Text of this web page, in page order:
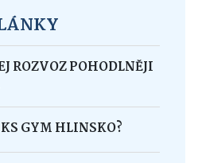
ROZVOZ POHODLNĚJI
GYM HLINSKO?